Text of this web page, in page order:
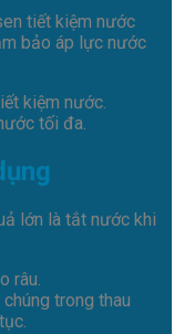
tiết kiệm nước
bảo áp lực nước
kiệm nước.
tối đa.
lớn là tắt nước khi
râu.
trong thau